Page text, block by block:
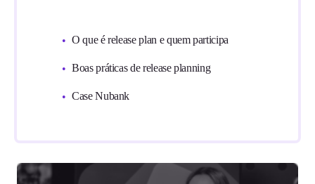
O que é release plan e quem participa
Boas práticas de release planning
Case Nubank